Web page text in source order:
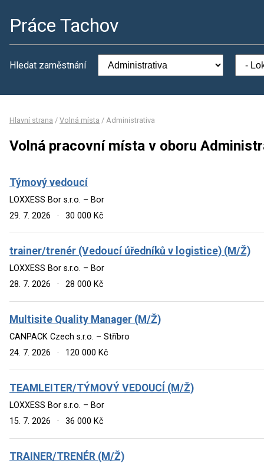
Práce Tachov
Hledat zaměstnání
Hlavní strana / Volná místa / Administrativa
Volná pracovní místa v oboru
Týmový vedoucí
LOXXESS Bor s.r.o. – Bor
29. 7. 2026
· 30 000 Kč
trainer/trenér (Vedoucí úředníků v logistice) (M/Ž)
LOXXESS Bor s.r.o. – Bor
28. 7. 2026
· 28 000 Kč
Multisite Quality Manager (M/Ž)
CANPACK Czech s.r.o. – Stříbro
24. 7. 2026
· 120 000 Kč
TEAMLEITER/TÝMOVÝ VEDOUCÍ (M/Ž)
LOXXESS Bor s.r.o. – Bor
15. 7. 2026
· 36 000 Kč
TRAINER/TRENÉR (M/Ž)